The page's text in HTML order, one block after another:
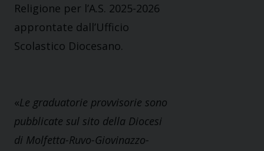
Religione per l’A.S. 2025-2026
approntate dall’Ufficio
Scolastico Diocesano.
«Le graduatorie provvisorie sono
pubblicate sul sito della Diocesi
di Molfetta-Ruvo-Giovinazzo-